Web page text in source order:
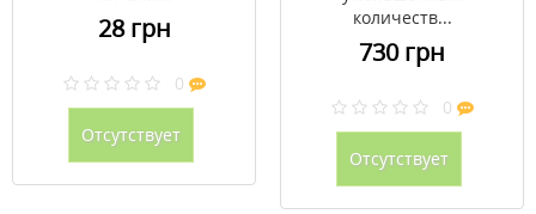
28 грн
0
Отсутствует
количеств...
730 грн
0
Отсутствует